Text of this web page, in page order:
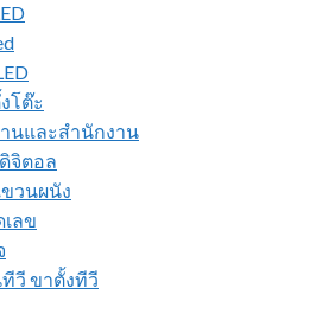
โต๊ะ
นและสำนักงาน
จิตอล
วนผนัง
เลข
วี ขาตั้งทีวี